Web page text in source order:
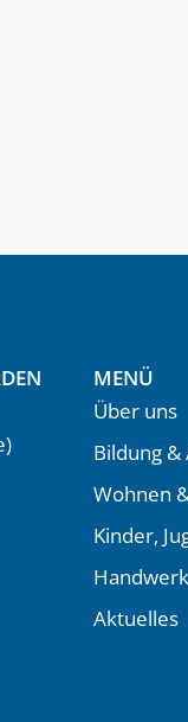
MENÜ
Über uns
Bildung
Wohnen
Kinder,
Aktuelles